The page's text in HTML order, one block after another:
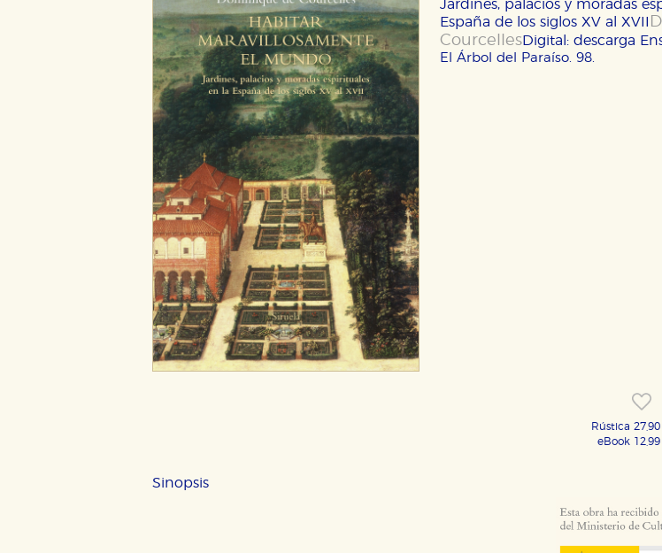
Jardines, palacios y moradas
España de los siglos XV al XVII
Courcelles
El Árbol del Paraíso. 98.
Digital: descarga
Rústica
eBook
Sinopsis
Estas cookies son necesarias para que nuestro sitio web funcione y no es
hacerlo desde el navegador, pero en ese caso es posible que algunas